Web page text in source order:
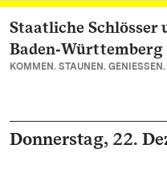
Zum Hauptinhalt
Staatliche Schlösser
Baden‑Württemberg
KOMMEN. STAUNEN. GENIESSEN.
Donnerstag, 22.